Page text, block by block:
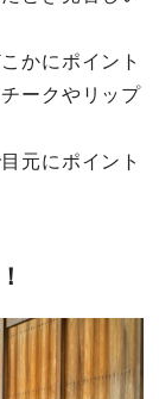
かにポイント
ークやリップ
元にポイント